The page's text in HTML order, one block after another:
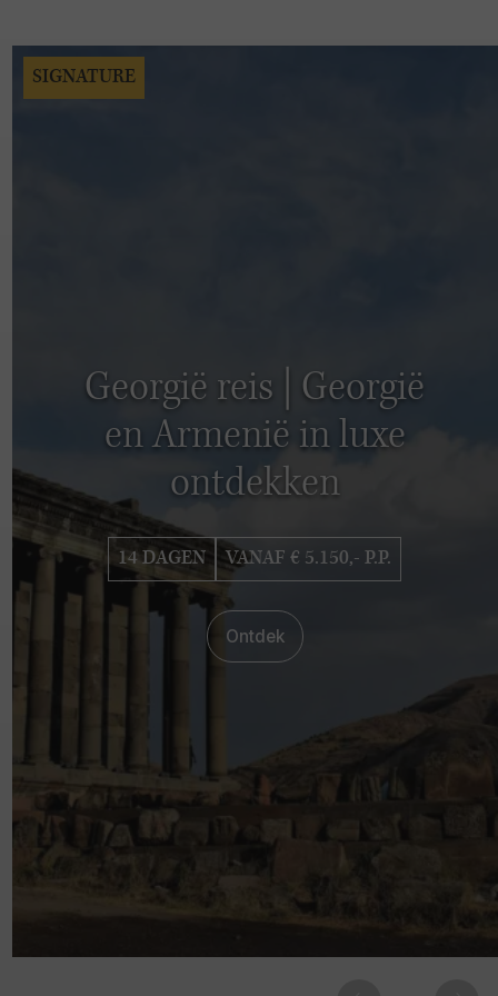
Georgië reis | Georgië
en Armenië in luxe
ontdekken
14 DAGEN VANAF € 5.150,- P.P.
Ontdek
SIGNATURE